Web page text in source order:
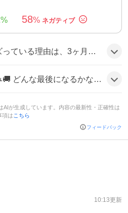
% 58%
撃的な展開が予告されていたこと、さらにリアルタイム配信やSNSでの同時視聴が可能だったため、視聴者が一体感を持って盛り上がったとみられる。
届けます！！！！！」といった期待の声が多く、「最終回、どうなっちゃうのかドキドキ……！ リアタイで最後まで見守ります💪❤️‍🔥」と不安と興奮が混ざった投稿も目立ち、全体的にワクワク感が漂う雰囲気だ。
AIが生成しています。内容の最新性・正確性は
項は こちら
フィードバック
10:13更新